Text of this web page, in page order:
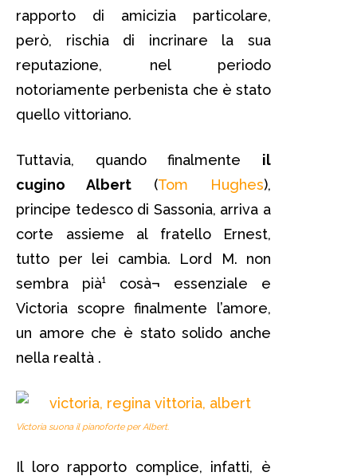
rapporto di amicizia particolare,
però, rischia di incrinare la sua
reputazione, nel periodo
notoriamente perbenista che è stato
quello vittoriano.
Tuttavia, quando finalmente il
cugino Albert (Tom Hughes),
principe tedesco di Sassonia, arriva a
corte assieme al fratello Ernest,
tutto per lei cambia. Lord M. non
sembra pià¹ cosà¬ essenziale e
Victoria scopre finalmente l’amore,
un amore che è stato solido anche
nella realtà .
Victoria suona il pianoforte per Albert.
Il loro rapporto complice, infatti, è